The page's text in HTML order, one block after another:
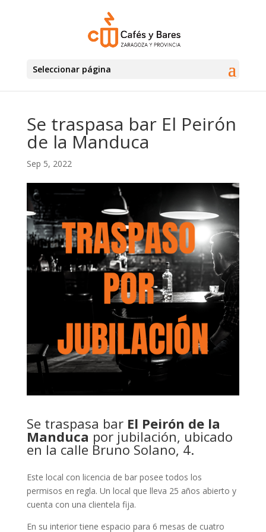
Seleccionar página
Se traspasa bar El Peirón
de la Manduca
Sep 5, 2022
Se traspasa bar El Peirón de la
Manduca por jubilación, ubicado
en la calle Bruno Solano, 4.
Este local con licencia de bar posee todos los
permisos en regla. Un local que lleva 25 años abierto y
cuenta con una clientela fija.
En su interior tiene espacio para 6 mesas de cuatro